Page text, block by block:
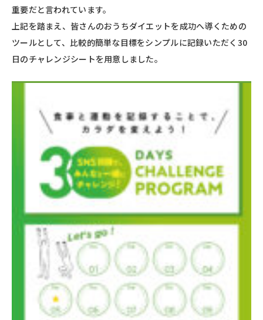
重要だと言われています。
上記を踏まえ、皆さんのおうちダイエットを成功へ導くための
ツールとして、比較的簡単な目標をシンプルに記録いただく30
日のチャレンジシートを用意しました。